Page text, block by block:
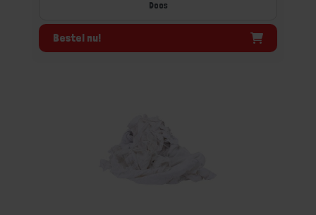
Doos
Bestel nu!